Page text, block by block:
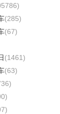
(285)
(67)
(1461)
(63)